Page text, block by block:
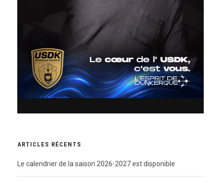
ARTICLES RÉCENTS
Le calendrier de la saison 2026-2027 est disponible